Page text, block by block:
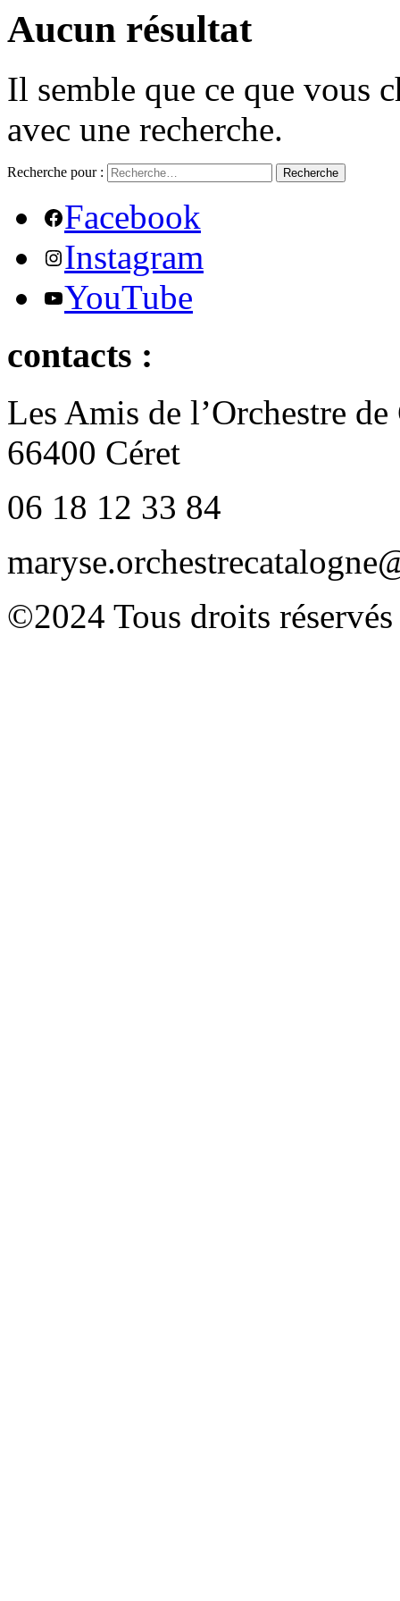
Aucun résultat
Il semble que ce que vous
avec une recherche.
Recherche pour : Recherche
Facebook
Instagram
YouTube
contacts :
Les Amis de l’Orchestre
66400 Céret
06 18 12 33 84
©2024 Tous droits